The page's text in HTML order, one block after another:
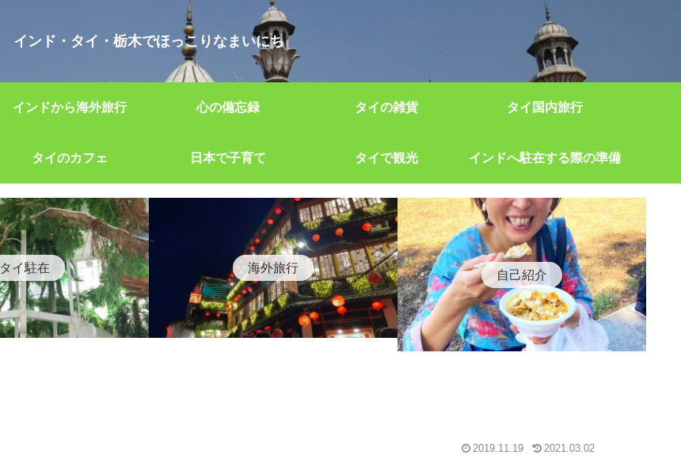
インド・タイ・栃木でほっこりなまいにち
インドから海外旅行 心の備忘録 タイの雑貨 タイ国内旅行
タイのカフェ 日本で子育て タイで観光 インドへ駐在する際の準備
タイ駐在 海外旅行 自己紹介
2019.11.19 2021.03.02